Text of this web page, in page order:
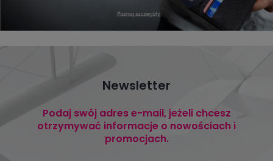
Newsletter
Podaj swój adres e-mail, jeżeli chcesz
otrzymywać informacje o nowościach i
promocjach.